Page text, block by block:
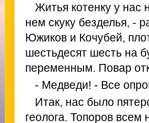
Житья котенку у
нем скуку безделья, -
Южиков и Кочубей,
шестьдесят шесть на
переменным. Повар
- Медведи! - Все
Итак, нас было
геолога. Топоров всем